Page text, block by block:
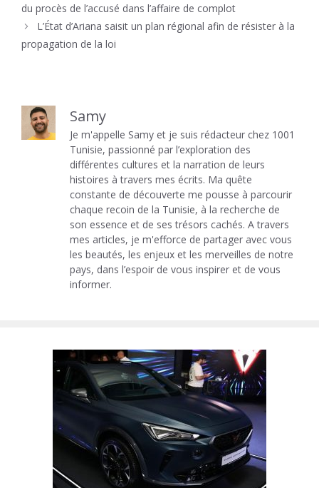
du procès de l’accusé dans l’affaire de complot
L’État d’Ariana saisit un plan régional afin de résister à la
propagation de la loi
Samy
Je m'appelle Samy et je suis rédacteur chez 1001
Tunisie, passionné par l’exploration des
différentes cultures et la narration de leurs
histoires à travers mes écrits. Ma quête
constante de découverte me pousse à parcourir
chaque recoin de la Tunisie, à la recherche de
son essence et de ses trésors cachés. A travers
mes articles, je m'efforce de partager avec vous
les beautés, les enjeux et les merveilles de notre
pays, dans l’espoir de vous inspirer et de vous
informer.